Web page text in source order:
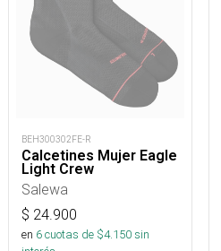
BEH300302FE-R
Calcetines Mujer Eagle
Light Crew
Salewa
$ 24.900
en 6cuotas de $4.150sin